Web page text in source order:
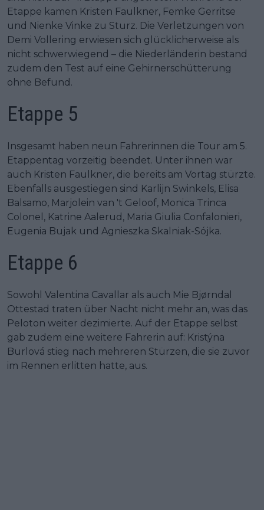
Etappe kamen Kristen Faulkner, Femke Gerritse
und Nienke Vinke zu Sturz. Die Verletzungen von
Demi Vollering erwiesen sich glücklicherweise als
nicht schwerwiegend – die Niederländerin bestand
zudem den Test auf eine Gehirnerschütterung
ohne Befund.
Etappe 5
Insgesamt haben neun Fahrerinnen die Tour am 5.
Etappentag vorzeitig beendet. Unter ihnen war
auch Kristen Faulkner, die bereits am Vortag stürzte.
Ebenfalls ausgestiegen sind Karlijn Swinkels, Elisa
Balsamo, Marjolein van 't Geloof, Monica Trinca
Colonel, Katrine Aalerud, Maria Giulia Confalonieri,
Eugenia Bujak und Agnieszka Skalniak-Sójka.
Etappe 6
Sowohl Valentina Cavallar als auch Mie Bjørndal
Ottestad traten über Nacht nicht mehr an, was das
Peloton weiter dezimierte. Auf der Etappe selbst
gab zudem eine weitere Fahrerin auf: Kristýna
Burlová stieg nach mehreren Stürzen, die sie zuvor
im Rennen erlitten hatte, aus.